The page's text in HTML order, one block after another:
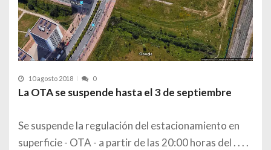
10 agosto 2018 0
La OTA se suspende hasta el 3 de septiembre
Se suspende la regulación del estacionamiento en
superficie - OTA - a partir de las 20:00 horas del